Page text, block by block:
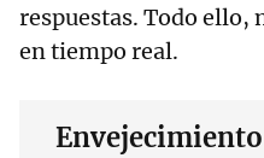
respuestas. Todo ello,
en tiempo real.
Envejecimiento